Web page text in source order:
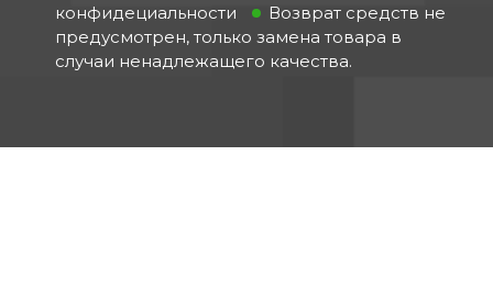
конфидециальности
Возврат средств не
предусмотрен, только замена товара в
случаи ненадлежащего качества.